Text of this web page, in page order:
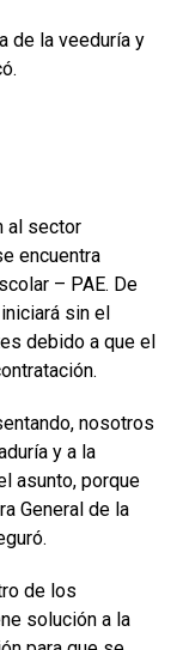
de la veeduría y
al sector
encuentra
– PAE. De
sin el
debido a que el
nosotros
y a la
asunto, porque
General de la
de los
solución a la